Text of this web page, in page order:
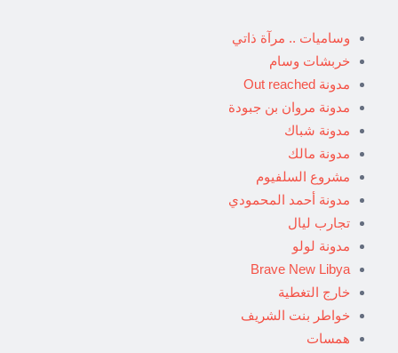
وساميات .. مرآة ذاتي
خربشات وسام
مدونة Out reached
مدونة مروان بن جبودة
مدونة شباك
مدونة مالك
مشروع السلفيوم
مدونة أحمد المحمودي
تجارب ليال
مدونة لولو
Brave New Libya
خارج التغطية
خواطر بنت الشريف
همسات